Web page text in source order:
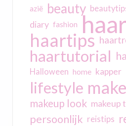
azië beauty
diary fashion
haartips
haartutorial
Halloween home kapper
lifestyle
makeup look makeup
persoonlijk reistips